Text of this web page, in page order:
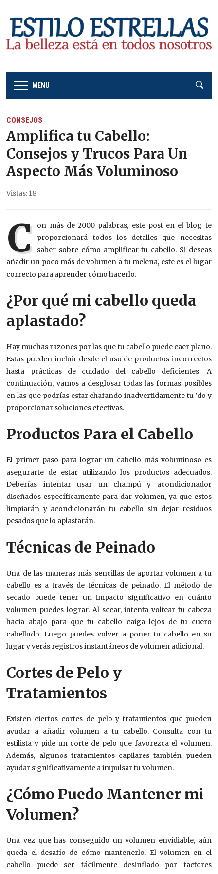
MENU
CONSEJOS
Amplifica tu Cabello:
Consejos y Trucos Para Un
Aspecto Más Voluminoso
Vistas: 18
C
on más de 2000 palabras, este post en el blog te
proporcionará todos los detalles que necesitas
saber sobre cómo amplificar tu cabello. Si deseas
añadir un poco más de volumen a tu melena, este es el lugar
correcto para aprender cómo hacerlo.
¿Por qué mi cabello queda
aplastado?
Hay muchas razones por las que tu cabello puede caer plano.
Estas pueden incluir desde el uso de productos incorrectos
hasta prácticas de cuidado del cabello deficientes. A
continuación, vamos a desglosar todas las formas posibles
en las que podrías estar chafando inadvertidamente tu ‘do y
proporcionar soluciones efectivas.
Productos Para el Cabello
El primer paso para lograr un cabello más voluminoso es
asegurarte de estar utilizando los productos adecuados.
Deberías intentar usar un champú y acondicionador
diseñados específicamente para dar volumen, ya que estos
limpiarán y acondicionarán tu cabello sin dejar residuos
pesados que lo aplastarán.
Técnicas de Peinado
Una de las maneras más sencillas de aportar volumen a tu
cabello es a través de técnicas de peinado. El método de
secado puede tener un impacto significativo en cuánto
volumen puedes lograr. Al secar, intenta voltear tu cabeza
hacia abajo para que tu cabello caiga lejos de tu cuero
cabelludo. Luego puedes volver a poner tu cabello en su
lugar y verás registros instantáneos de volumen adicional.
Cortes de Pelo y
Tratamientos
Existen ciertos cortes de pelo y tratamientos que pueden
ayudar a añadir volumen a tu cabello. Consulta con tu
estilista y pide un corte de pelo que favorezca el volumen.
Además, algunos tratamientos capilares también pueden
ayudar significativamente a impulsar tu volumen.
¿Cómo Puedo Mantener mi
Volumen?
Una vez que has conseguido un volumen envidiable, aún
queda el desafío de cómo mantenerlo. El volumen en el
cabello puede ser fácilmente desinflado por factores